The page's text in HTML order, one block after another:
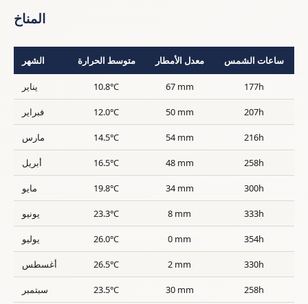
المناخ
الشهر متوسط الحرارة معدل الأمطار ساعات الشمس
يناير 10.8°C 67 mm 177h
فبراير 12.0°C 50 mm 207h
مارس 14.5°C 54 mm 216h
أبريل 16.5°C 48 mm 258h
مايو 19.8°C 34 mm 300h
يونيو 23.3°C 8 mm 333h
يوليو 26.0°C 0 mm 354h
أغسطس 26.5°C 2 mm 330h
سبتمبر 23.5°C 30 mm 258h